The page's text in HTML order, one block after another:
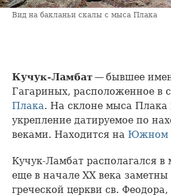
Вид на бакланьи скалы с мыса Плака
Кучук-Ламбат— бывшее
Гагариных, расположенное в
Плака. На склоне мыса Плака
укрепление датируемое по
веками. Находится на Южном
Кучук-Ламбат располагался в
еще в начале XX века
греческой церкви св.